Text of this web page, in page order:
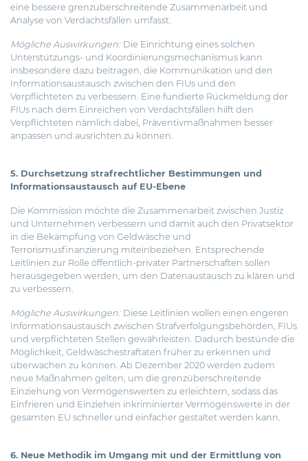
eine bessere grenzüberschreitende Zusammenarbeit und
Analyse von Verdachtsfällen umfasst.
Mögliche Auswirkungen: Die Einrichtung eines solchen
Unterstützungs- und Koordinierungsmechanismus kann
insbesondere dazu beitragen, die Kommunikation und den
Informationsaustausch zwischen den FIUs und den
Verpflichteten zu verbessern. Eine fundierte Rückmeldung der
FIUs nach dem Einreichen von Verdachtsfällen hilft den
Verpflichteten nämlich dabei, Präventivmaßnahmen besser
anpassen und ausrichten zu können.
5. Durchsetzung strafrechtlicher Bestimmungen und
Informationsaustausch auf EU-Ebene
Die Kommission möchte die Zusammenarbeit zwischen Justiz
und Unternehmen verbessern und damit auch den Privatsektor
in die Bekämpfung von Geldwäsche und
Terrorismusfinanzierung miteinbeziehen. Entsprechende
Leitlinien zur Rolle öffentlich-privater Partnerschaften sollen
herausgegeben werden, um den Datenaustausch zu klären und
zu verbessern.
Mögliche Auswirkungen: Diese Leitlinien wollen einen engeren
Informationsaustausch zwischen Strafverfolgungsbehörden, FIUs
und verpflichteten Stellen gewährleisten. Dadurch bestünde die
Möglichkeit, Geldwäschestraftaten früher zu erkennen und
überwachen zu können. Ab Dezember 2020 werden zudem
neue Maßnahmen gelten, um die grenzüberschreitende
Einziehung von Vermögenswerten zu erleichtern, sodass das
Einfrieren und Einziehen inkriminierter Vermögenswerte in der
gesamten EU schneller und einfacher gestaltet werden kann.
6. Neue Methodik im Umgang mit und der Ermittlung von